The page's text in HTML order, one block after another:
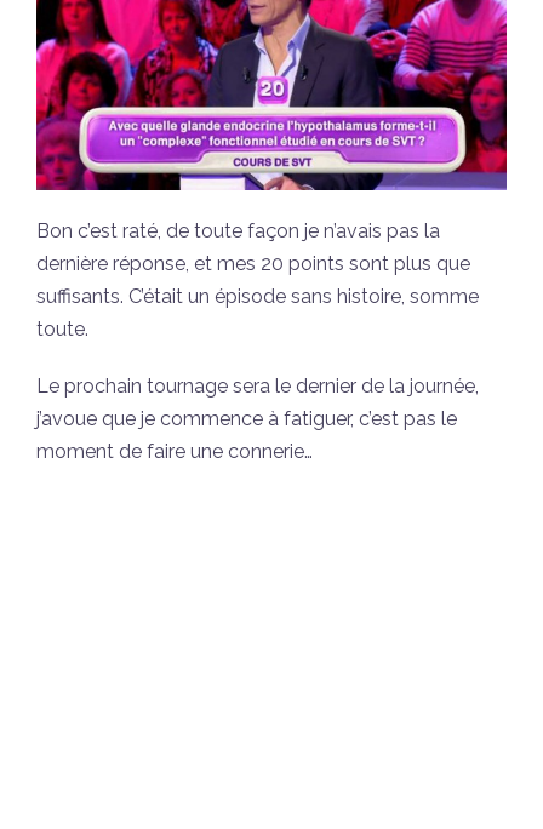
Bon c’est raté, de toute façon je n’avais pas la
dernière réponse, et mes 20 points sont plus que
suffisants. C’était un épisode sans histoire, somme
toute.
Le prochain tournage sera le dernier de la journée,
j’avoue que je commence à fatiguer, c’est pas le
moment de faire une connerie…